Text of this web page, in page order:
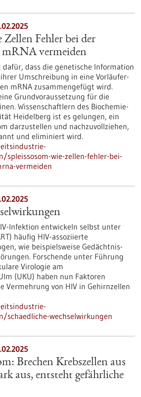
Fehler bei der
vermeiden
dafür, dass die genetische Information
Umschreibung in eine Vorläufer-
mRNA zusammengefügt wird.
Grundvoraussetzung für die
Wissenschaftlern des Biochemie-
Heidelberg ist es gelungen, ein
darzustellen und nachzuvollziehen,
und eliminiert wird.
wie-zellen-fehler-bei-
vermeiden
​Infektion entwickeln selbst unter
häufig HIV-​assoziierte
wie beispielsweise Gedächtnis-​
Forschende unter Führung
Virologie am
(UKU) haben nun Faktoren
Vermehrung von HIV in Gehirnzellen
wechselwirkungen
Brechen Krebszellen aus
aus, entsteht gefährliche